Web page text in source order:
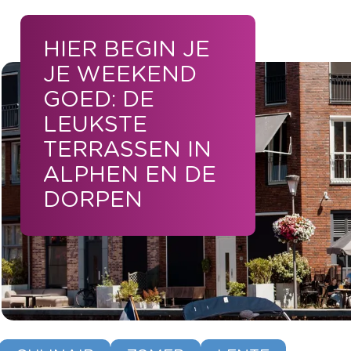
HIER BEGIN JE
JE WEEKEND
GOED: DE
LEUKSTE
TERRASSEN IN
ALPHEN EN DE
DORPEN